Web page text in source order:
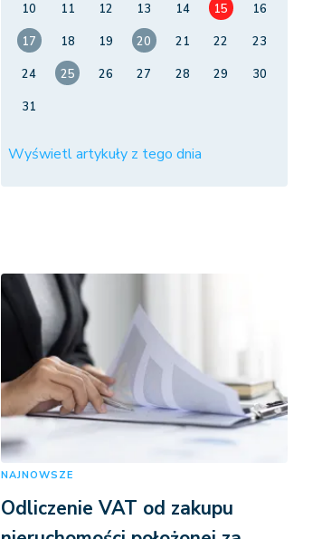
10
11 12 13 14 15
16
17
18 19 20 21 22
23
24
25 26 27 28 29
30
31
Wyświetl artykuły z tego dnia
NAJNOWSZE
Odliczenie VAT od zakupu